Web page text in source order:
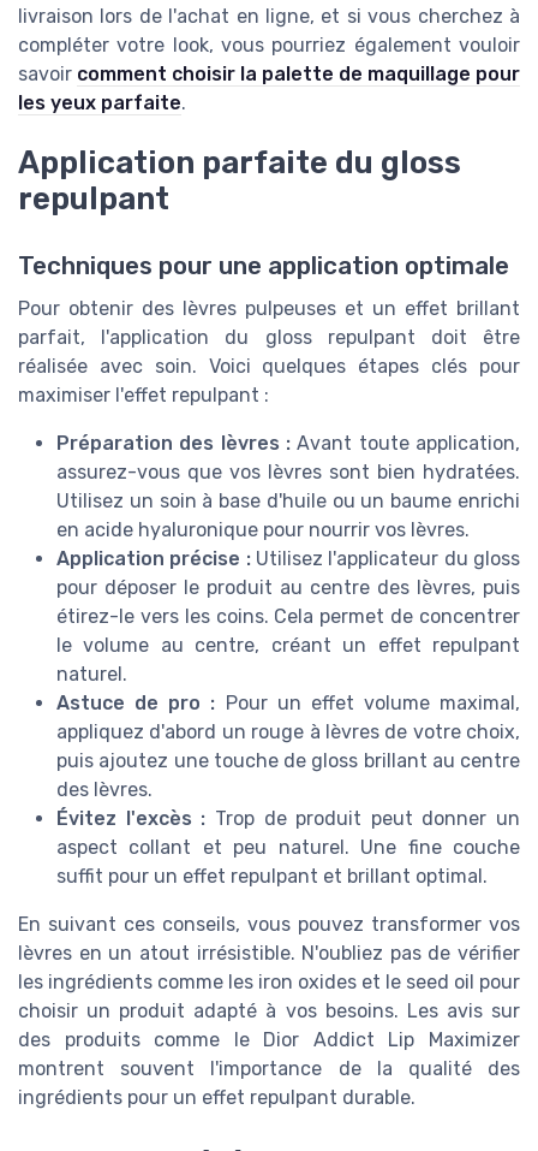
livraison lors de l'achat en ligne, et si vous cherchez à
compléter votre look, vous pourriez également vouloir
savoir comment choisir la palette de maquillage pour
les yeux parfaite.
Application parfaite du gloss
repulpant
Techniques pour une application optimale
Pour obtenir des lèvres pulpeuses et un effet brillant
parfait, l'application du gloss repulpant doit être
réalisée avec soin. Voici quelques étapes clés pour
maximiser l'effet repulpant :
Préparation des lèvres : Avant toute application,
assurez-vous que vos lèvres sont bien hydratées.
Utilisez un soin à base d'huile ou un baume enrichi
en acide hyaluronique pour nourrir vos lèvres.
Application précise :Utilisez l'applicateur du gloss
pour déposer le produit au centre des lèvres, puis
étirez-le vers les coins. Cela permet de concentrer
le volume au centre, créant un effet repulpant
naturel.
Astuce de pro : Pour un effet volume maximal,
appliquez d'abord un rouge à lèvres de votre choix,
puis ajoutez une touche de gloss brillant au centre
des lèvres.
Évitez l'excès : Trop de produit peut donner un
aspect collant et peu naturel. Une fine couche
suffit pour un effet repulpant et brillant optimal.
En suivant ces conseils, vous pouvez transformer vos
lèvres en un atout irrésistible. N'oubliez pas de vérifier
les ingrédients comme les iron oxides et le seed oil pour
choisir un produit adapté à vos besoins. Les avis sur
des produits comme le Dior Addict Lip Maximizer
montrent souvent l'importance de la qualité des
ingrédients pour un effet repulpant durable.